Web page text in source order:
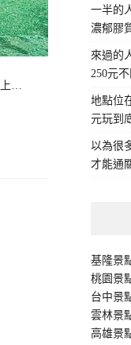
上…
一半的
濃郁膠
來過的
250元
地點位
元玩到
以為很
才能通
基隆景
桃園景
台中景
雲林景
高雄景